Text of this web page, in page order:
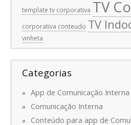
template tv corporativa TV
corporativa conteudo TV
vinheta
Categorias
App de Comunicação
Comunicação Interna
Conteúdo para app de